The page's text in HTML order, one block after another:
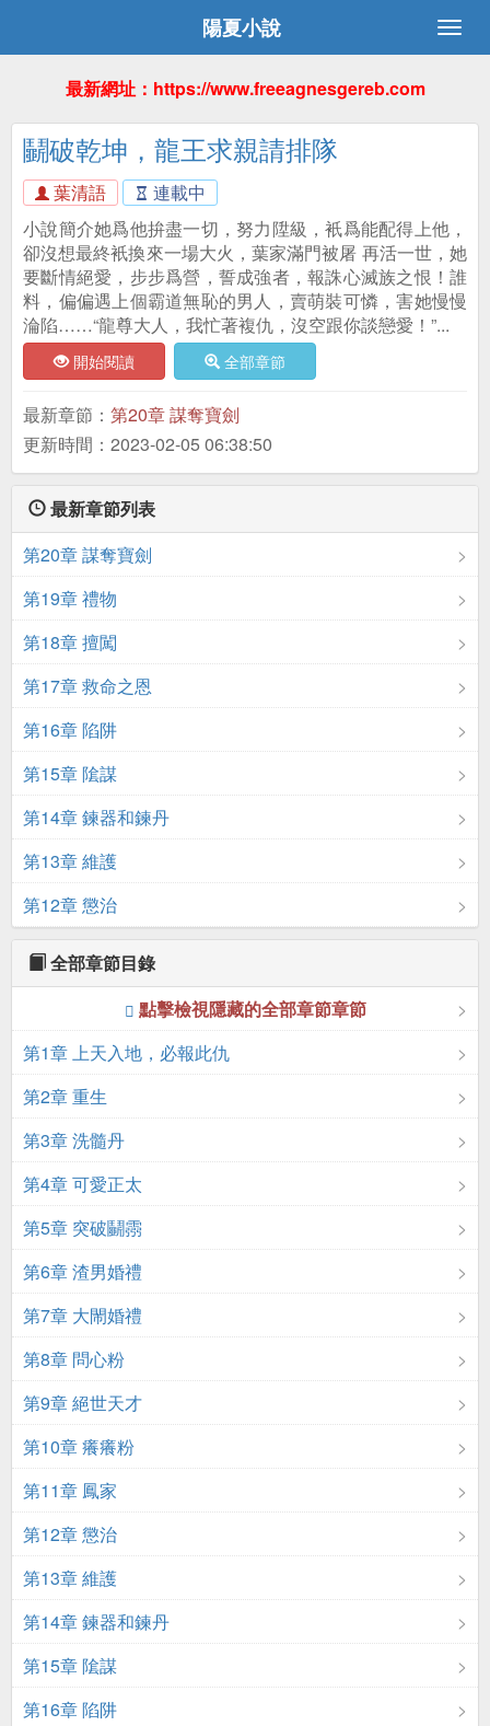
陽夏小說
最新網址：https://www.freeagnesgereb.com
鬭破乾坤，龍王求親請排隊
葉清語
連載中
小說簡介她爲他拚盡一切，努力陞級，衹爲能配得上他，
卻沒想最終衹換來一場大火，葉家滿門被屠 再活一世，她
要斷情絕愛，步步爲營，誓成強者，報誅心滅族之恨！誰
料，偏偏遇上個霸道無恥的男人，賣萌裝可憐，害她慢慢
淪陷……“龍尊大人，我忙著複仇，沒空跟你談戀愛！”...
開始閱讀 全部章節
最新章節： 第20章 謀奪寶劍
更新時間：2023-02-05 06:38:50
最新章節列表
第20章 謀奪寶劍
第19章 禮物
第18章 擅闖
第17章 救命之恩
第16章 陷阱
第15章 隂謀
第14章 鍊器和鍊丹
第13章 維護
第12章 懲治
全部章節目錄
點擊檢視隱藏的全部章節章節
第1章 上天入地，必報此仇
第2章 重生
第3章 洗髓丹
第4章 可愛正太
第5章 突破鬭霛
第6章 渣男婚禮
第7章 大閙婚禮
第8章 問心粉
第9章 絕世天才
第10章 癢癢粉
第11章 鳳家
第12章 懲治
第13章 維護
第14章 鍊器和鍊丹
第15章 隂謀
第16章 陷阱